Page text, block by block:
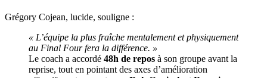
Grégory Cojean, lucide, souligne :
« L’équipe la plus fraîche mentalement et physiquement
au Final Four fera la différence. »
Le coach a accordé 48h de repos à son groupe avant la
reprise, tout en pointant des axes d’amélioration